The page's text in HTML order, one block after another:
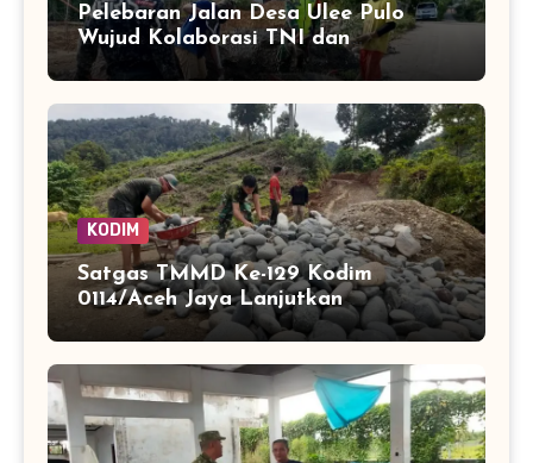
Pelebaran Jalan Desa Ulee Pulo
Wujud Kolaborasi TNI dan
Masyarakat Bangun Infrastruktur
KODIM
Satgas TMMD Ke-129 Kodim
0114/Aceh Jaya Lanjutkan
Pembuatan Jembatan Kayu 4×6